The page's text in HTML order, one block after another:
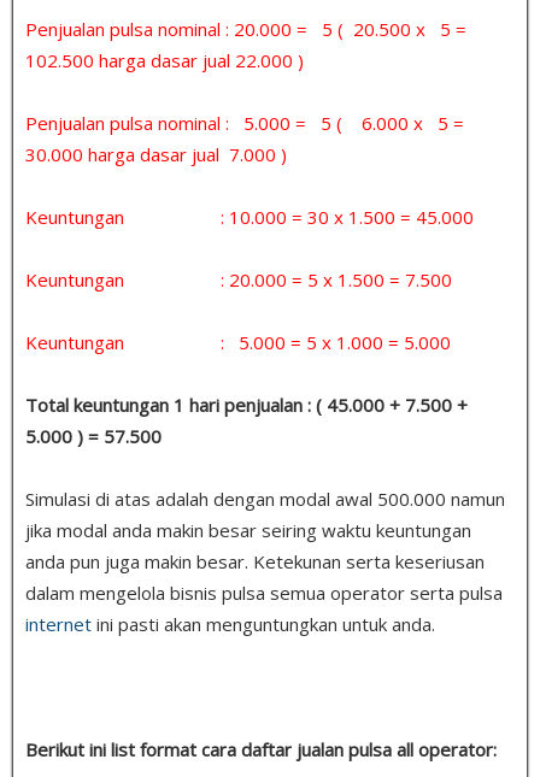
Penjualan pulsa nominal : 20.000 = 5 ( 20.500 x 5 =
102.500 harga dasar jual 22.000 )
Penjualan pulsa nominal : 5.000 = 5 ( 6.000 x 5 =
30.000 harga dasar jual 7.000 )
Keuntungan : 10.000 = 30 x 1.500 = 45.000
Keuntungan : 20.000 = 5 x 1.500 = 7.500
Keuntungan : 5.000 = 5 x 1.000 = 5.000
Total keuntungan 1 hari penjualan : ( 45.000 + 7.500 +
5.000 ) = 57.500
Simulasi di atas adalah dengan modal awal 500.000 namun
jika modal anda makin besar seiring waktu keuntungan
anda pun juga makin besar. Ketekunan serta keseriusan
dalam mengelola bisnis pulsa semua operator serta pulsa
internet ini pasti akan menguntungkan untuk anda.
Berikut ini list format cara daftar jualan pulsa all operator: